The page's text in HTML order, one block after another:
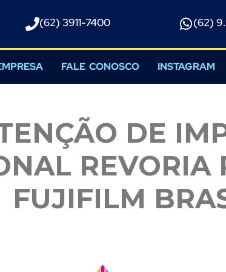
(62) 3911-7400 (62)
FALE CONOSCO INSTAGRAM
DE
REVORIA
FUJIFILM